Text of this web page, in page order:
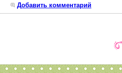
Добавить комментарий